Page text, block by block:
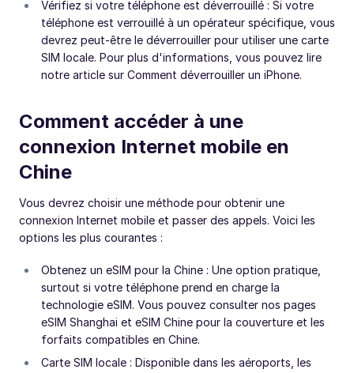
Vérifiez si votre téléphone est déverrouillé : Si votre
téléphone est verrouillé à un opérateur spécifique, vous
devrez peut-être le déverrouiller pour utiliser une carte
SIM locale. Pour plus d'informations, vous pouvez lire
notre article sur Comment déverrouiller un iPhone.
Comment accéder à une
connexion Internet mobile en
Chine
Vous devrez choisir une méthode pour obtenir une
connexion Internet mobile et passer des appels. Voici les
options les plus courantes :
Obtenez un eSIM pour la Chine : Une option pratique,
surtout si votre téléphone prend en charge la
technologie eSIM. Vous pouvez consulter nos pages
eSIM Shanghai et eSIM Chine pour la couverture et les
forfaits compatibles en Chine.
Carte SIM locale : Disponible dans les aéroports, les